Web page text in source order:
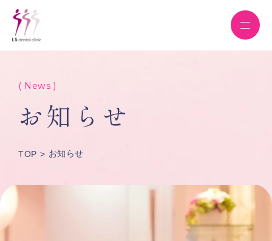
( News )
お知らせ
TOP お知らせ